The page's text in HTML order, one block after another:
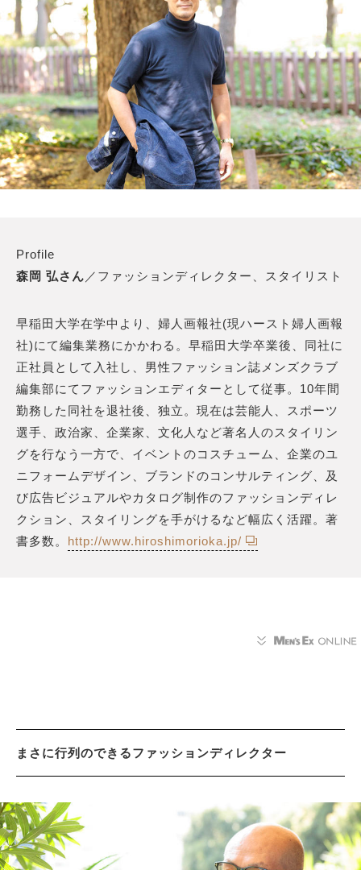
Profile
森岡 弘さん ／ファッションディレクター、スタイリスト
早稲田大学在学中より、婦人画報社(現ハースト婦人画報
社)にて編集業務にかかわる。早稲田大学卒業後、同社に
正社員として入社し、男性ファッション誌メンズクラブ
編集部にてファッションエディターとして従事。10年間
勤務した同社を退社後、独立。現在は芸能人、スポーツ
選手、政治家、企業家、文化人など著名人のスタイリン
グを行なう一方で、イベントのコスチューム、企業のユ
ニフォームデザイン、ブランドのコンサルティング、及
び広告ビジュアルやカタログ制作のファッションディレ
クション、スタイリングを手がけるなど幅広く活躍。著
書多数。 http://www.hiroshimorioka.jp/
まさに行列のできるファッションディレクター